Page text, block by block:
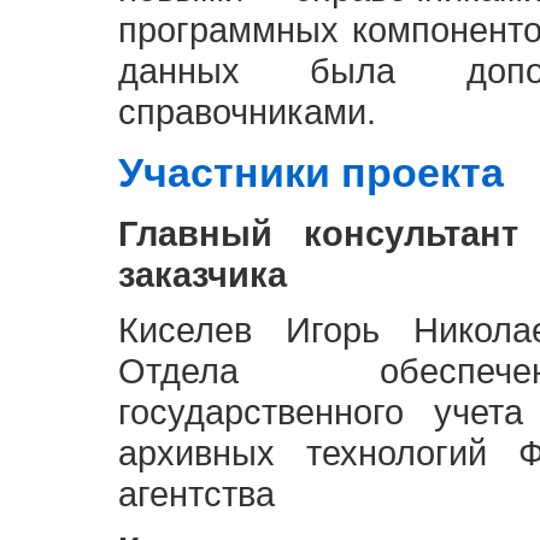
программных
данных была
справочниками.
Участники проекта
Главный
заказчика
Киселев Игорь
Отдела
государственного
архивных технологий
агентства